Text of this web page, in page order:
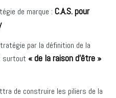
de marque : C.A.S. pour
par la définition de la
surtout « de la raison d’être »
de construire les piliers de la